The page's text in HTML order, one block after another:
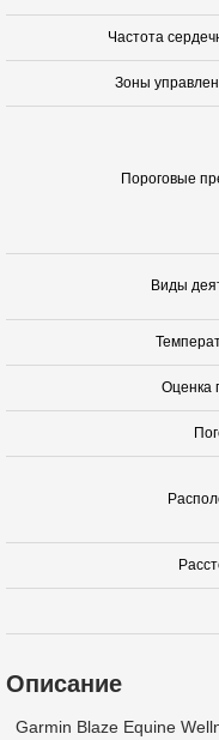
Частота
Зоны
Пороговые
Виды
Оценка
Описание
Garmin Blaze Equine